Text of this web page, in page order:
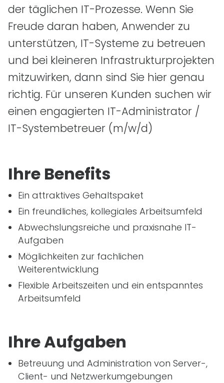
der täglichen IT-Prozesse. Wenn Sie
Freude daran haben, Anwender zu
unterstützen, IT-Systeme zu betreuen
und bei kleineren Infrastrukturprojekten
mitzuwirken, dann sind Sie hier genau
richtig. Für unseren Kunden suchen wir
einen engagierten IT-Administrator /
IT-Systembetreuer (m/w/d)
Ihre Benefits
Ein attraktives Gehaltspaket
Ein freundliches, kollegiales Arbeitsumfeld
Abwechslungsreiche und praxisnahe IT-
Aufgaben
Möglichkeiten zur fachlichen
Weiterentwicklung
Flexible Arbeitszeiten und ein entspanntes
Arbeitsumfeld
Ihre Aufgaben
Betreuung und Administration von Server-,
Client- und Netzwerkumgebungen